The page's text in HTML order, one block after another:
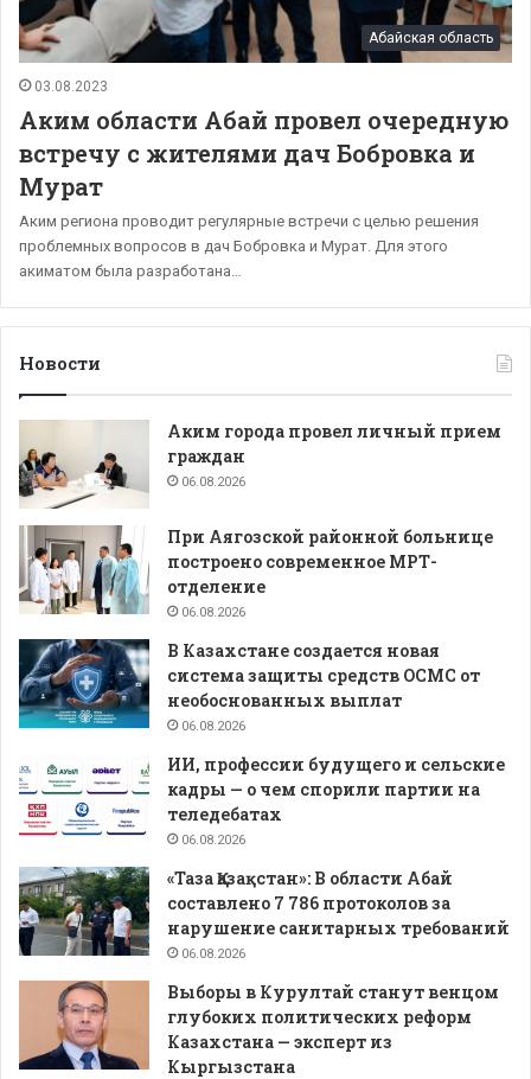
Абайская область
03.08.2023
Аким области Абай провел очередную
встречу с жителями дач Бобровка и
Мурат
Аким региона проводит регулярные встречи с целью решения
проблемных вопросов в дач Бобровка и Мурат. Для этого
акиматом была разработана…
Новости
Аким города провел личный прием
граждан
06.08.2026
При Аягозской районной больнице
построено современное МРТ-
отделение
06.08.2026
В Казахстане создается новая
система защиты средств ОСМС от
необоснованных выплат
06.08.2026
ИИ, профессии будущего и сельские
кадры — о чем спорили партии на
теледебатах
06.08.2026
«Таза Қазақстан»: В области Абай
составлено 7 786 протоколов за
нарушение санитарных требований
06.08.2026
Выборы в Курултай станут венцом
глубоких политических реформ
Казахстана — эксперт из
Кыргызстана